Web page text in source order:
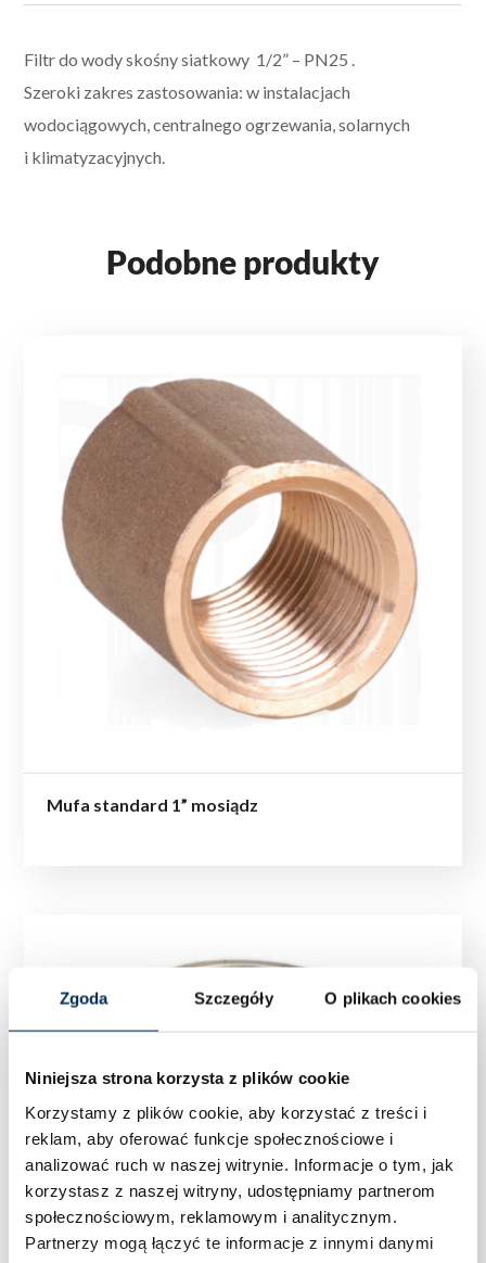
Zgoda Szczegóły O plikach cookies
Niniejsza strona korzysta z plików cookie
Korzystamy z plików cookie, aby korzystać z treści i
reklam, aby oferować funkcje społecznościowe i
analizować ruch w naszej witrynie. Informacje o tym, jak
korzystasz z naszej witryny, udostępniamy partnerom
społecznościowym, reklamowym i analitycznym.
Partnerzy mogą łączyć te informacje z innymi danymi
Filtr do wody skośny siatkowy 1/2” – PN25 .
Szeroki zakres zastosowania: w instalacjach
wodociągowych, centralnego ogrzewania, solarnych
i klimatyzacyjnych.
Podobne produkty
Mufa standard 1” mosiądz